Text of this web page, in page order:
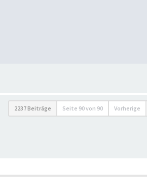
2237 Beiträge Seite 90von 90 Vorherige